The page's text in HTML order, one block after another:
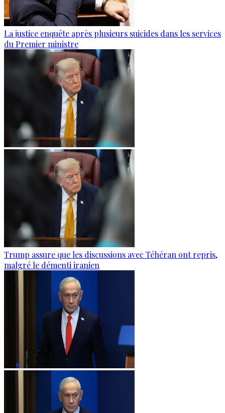
La justice enquête après plusieurs suicides dans les services
du Premier ministre
Trump assure que les discussions avec Téhéran ont repris,
malgré le démenti iranien